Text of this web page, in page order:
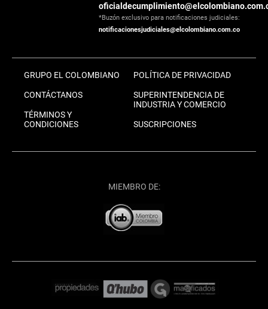
*Buzón exclusivo para notificaciones judiciales:
notificacionesjudiciales@elcolombiano.com.co
GRUPO EL COLOMBIANO
CONTÁCTANOS
TÉRMINOS Y
CONDICIONES
POLÍTICA DE PRIVACIDAD
SUPERINTENDENCIA DE
INDUSTRIA Y COMERCIO
SUSCRIPCIONES
MIEMBRO DE: